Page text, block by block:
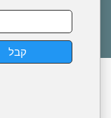
קבל
הצהרת